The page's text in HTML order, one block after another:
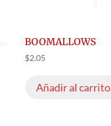
BOOMALLOWS
$2.05
Añadir al carrito